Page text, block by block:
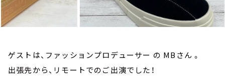
ゲストは、ファッションプロデューサー の MBさん 。
出張先から、リモートでのご出演でした！